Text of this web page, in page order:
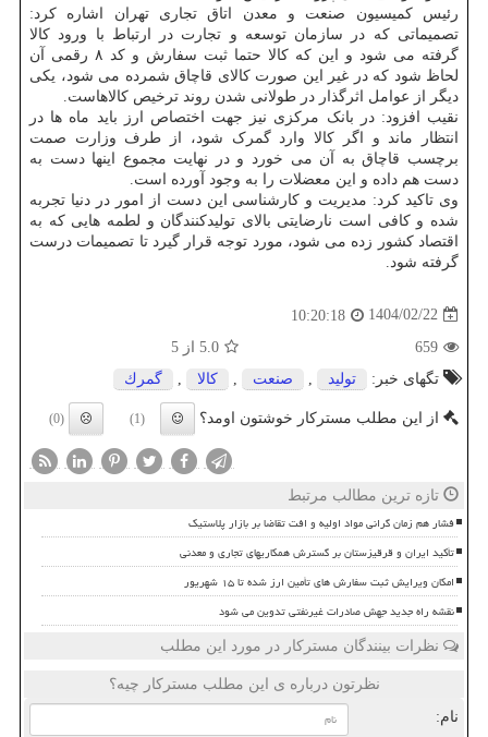
رئیس کمیسیون صنعت و معدن اتاق تجاری تهران اشاره کرد:
تصمیماتی که در سازمان توسعه و تجارت در ارتباط با ورود کالا
گرفته می شود و این که کالا حتما ثبت سفارش و کد ۸ رقمی آن
لحاظ شود که در غیر این صورت کالای قاچاق شمرده می شود، یکی
دیگر از عوامل اثرگذار در طولانی شدن روند ترخیص کالاهاست.
نقیب افزود: در بانک مرکزی نیز جهت اختصاص ارز باید ماه ها در
انتظار ماند و اگر کالا وارد گمرک شود، از طرف وزارت صمت
برچسب قاچاق به آن می خورد و در نهایت مجموع اینها دست به
دست هم داده و این معضلات را به وجود آورده است.
وی تاکید کرد: مدیریت و کارشناسی این دست از امور در دنیا تجربه
شده و کافی است نارضایتی بالای تولیدکنندگان و لطمه هایی که به
اقتصاد کشور زده می شود، مورد توجه قرار گیرد تا تصمیمات درست
گرفته شود.
1404/02/22
10:20:18
659
5.0 از 5
تگهای خبر:
تولید صنعت كالا گمرك
از این مطلب مسترکار خوشتون اومد؟ (1)
(0)
تازه ترین مطالب مرتبط
فشار هم زمان گرانی مواد اولیه و افت تقاضا بر بازار پلاستیک
تأکید ایران و قرقیزستان بر گسترش همکاریهای تجاری و معدنی
امکان ویرایش ثبت سفارش های تأمین ارز شده تا ۱۵ شهریور
نقشه راه جدید جهش صادرات غیرنفتی تدوین می شود
نظرات بینندگان مسترکار در مورد این مطلب
نظرتون درباره ی این مطلب مسترکار چیه؟
نام: